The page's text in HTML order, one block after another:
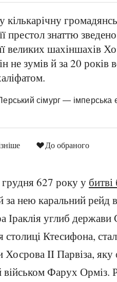
кількарічну
престол знаттю
великих шахіншахів
не зумів й за 20 років
сімург —
До обраного
грудня 627 року у битві
за нею каральний рейд
Іраклія углиб держави
столиці Ктесифона,
Хосрова II Парвіза,
Фарух Орміз.